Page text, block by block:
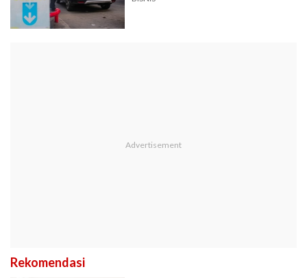
Rekomendasi